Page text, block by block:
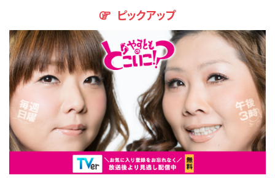
ピックアップ